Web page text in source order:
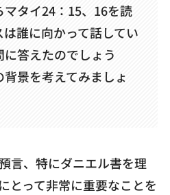
タイ24：15、16を読
誰に向かって話してい
答えたのでしょう
景を考えてみましょ
言、特にダニエル書を理
とって非常に重要なことを